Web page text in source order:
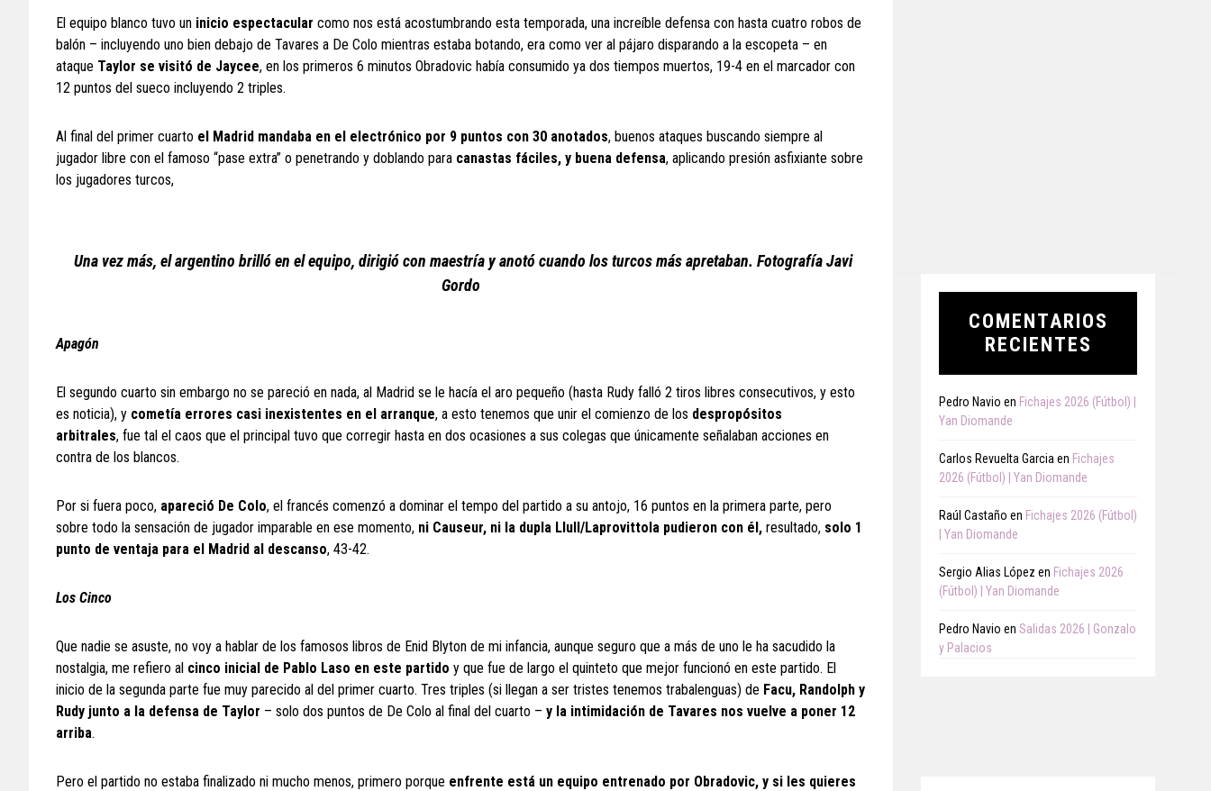
El equipo blanco tuvo un inicio espectacular como nos está acostumbrando esta temporada, una increíble defensa con hasta cuatro robos de
balón – incluyendo uno bien debajo de Tavares a De Colo mientras estaba botando, era como ver al pájaro disparando a la escopeta – en
ataque Taylor se visitó de Jaycee, en los primeros 6 minutos Obradovic había consumido ya dos tiempos muertos, 19-4 en el marcador con
12 puntos del sueco incluyendo 2 triples.
Al final del primer cuarto el Madrid mandaba en el electrónico por 9 puntos con 30 anotados, buenos ataques buscando siempre al
jugador libre con el famoso “pase extra” o penetrando y doblando para canastas fáciles, y buena defensa, aplicando presión asfixiante sobre
los jugadores turcos,
Una vez más, el argentino brilló en el equipo, dirigió con maestría y anotó cuando los turcos más apretaban. Fotografía Javi
Gordo
Apagón
El segundo cuarto sin embargo no se pareció en nada, al Madrid se le hacía el aro pequeño (hasta Rudy falló 2 tiros libres consecutivos, y esto
es noticia), y cometía errores casi inexistentes en el arranque, a esto tenemos que unir el comienzo de los despropósitos
arbitrales, fue tal el caos que el principal tuvo que corregir hasta en dos ocasiones a sus colegas que únicamente señalaban acciones en
contra de los blancos.
Por si fuera poco, apareció De Colo, el francés comenzó a dominar el tempo del partido a su antojo, 16 puntos en la primera parte, pero
sobre todo la sensación de jugador imparable en ese momento, ni Causeur, ni la dupla Llull/Laprovittola pudieron con él, resultado, solo 1
punto de ventaja para el Madrid al descanso, 43-42.
Los Cinco
Que nadie se asuste, no voy a hablar de los famosos libros de Enid Blyton de mi infancia, aunque seguro que a más de uno le ha sacudido la
nostalgia, me refiero al cinco inicial de Pablo Laso en este partido y que fue de largo el quinteto que mejor funcionó en este partido. El
inicio de la segunda parte fue muy parecido al del primer cuarto. Tres triples (si llegan a ser tristes tenemos trabalenguas) de Facu, Randolph y
Rudy junto a la defensa de Taylor – solo dos puntos de De Colo al final del cuarto – y la intimidación de Tavares nos vuelve a poner 12
arriba.
Pero el partido no estaba finalizado ni mucho menos, primero porque enfrente está un equipo entrenado por Obradovic, y si les quieres
COMENTARIOS
RECIENTES
Pedro Navio en Fichajes 2026 (Fútbol) |
Yan Diomande
Carlos Revuelta Garcia en Fichajes
2026 (Fútbol) | Yan Diomande
Raúl Castaño en Fichajes 2026 (Fútbol)
| Yan Diomande
Sergio Alias López en Fichajes 2026
(Fútbol) | Yan Diomande
Pedro Navio en Salidas 2026 | Gonzalo
y Palacios